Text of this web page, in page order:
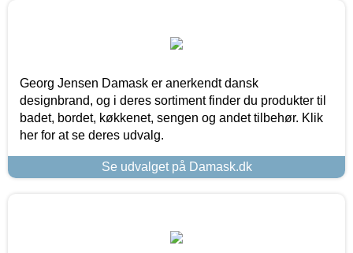
Georg Jensen Damask er anerkendt dansk
designbrand, og i deres sortiment finder du produkter til
badet, bordet, køkkenet, sengen og andet tilbehør. Klik
her for at se deres udvalg.
Se udvalget på Damask.dk